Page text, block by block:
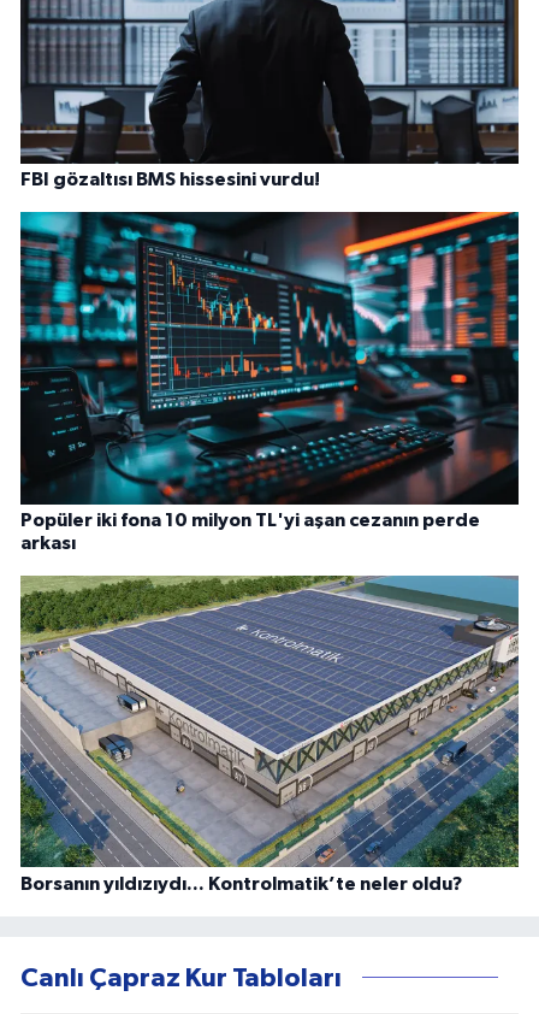
FBI gözaltısı BMS hissesini vurdu!
Popüler iki fona 10 milyon TL'yi aşan cezanın perde
arkası
Borsanın yıldızıydı... Kontrolmatik’te neler oldu?
Canlı Çapraz Kur Tabloları